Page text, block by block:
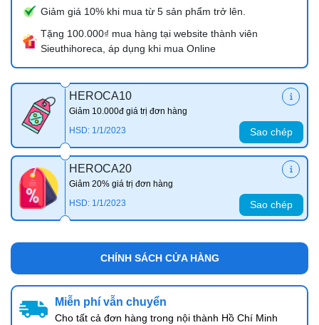
Giảm giá 10% khi mua từ 5 sản phẩm trở lên.
Tặng 100.000₫ mua hàng tại website thành viên
Sieuthihoreca, áp dụng khi mua Online
HEROCA10
Giảm 10.000đ giá trị đơn hàng
HSD: 1/1/2023
Sao chép
HEROCA20
Giảm 20% giá trị đơn hàng
HSD: 1/1/2023
Sao chép
CHÍNH SÁCH CỬA HÀNG
Miễn phí vẫn chuyển
Cho tất cả đơn hàng trong nội thành Hồ Chí Minh